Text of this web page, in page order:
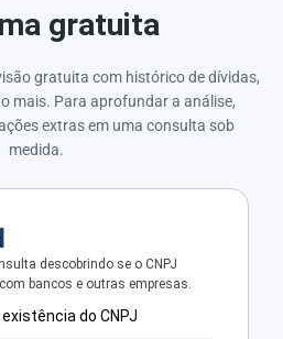
gratuita
gratuita com histórico de dívidas,
mais. Para aprofundar a análise,
extras em uma consulta sob
medida.
descobrindo se o CNPJ
bancos e outras empresas.
do CNPJ